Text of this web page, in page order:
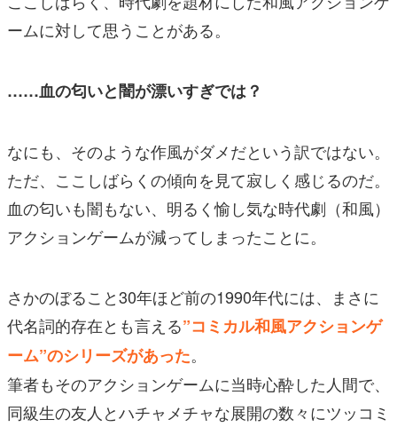
ームに対して思うことがある。
……血の匂いと闇が漂いすぎでは？
なにも、そのような作風がダメだという訳ではない。
ただ、ここしばらくの傾向を見て寂しく感じるのだ。
血の匂いも闇もない、明るく愉し気な時代劇（和風）
アクションゲームが減ってしまったことに。
さかのぼること30年ほど前の1990年代には、まさに
代名詞的存在とも言える”コミカル和風アクションゲ
ーム”のシリーズがあった。
筆者もそのアクションゲームに当時心酔した人間で、
同級生の友人とハチャメチャな展開の数々にツッコミ